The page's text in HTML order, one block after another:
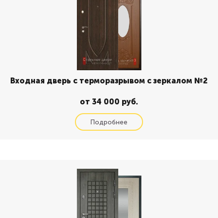
Входная дверь с терморазрывом с зеркалом №2
от 34 000 руб.